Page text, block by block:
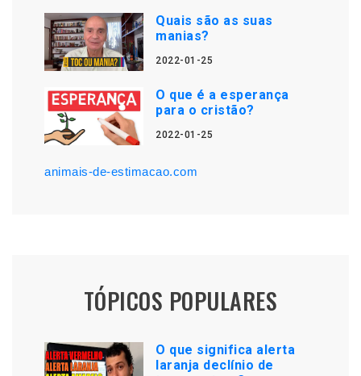
Quais são as suas
manias?
2022-01-25
O que é a esperança
para o cristão?
2022-01-25
animais-de-estimacao.com
TÓPICOS POPULARES
O que significa alerta
laranja declínio de